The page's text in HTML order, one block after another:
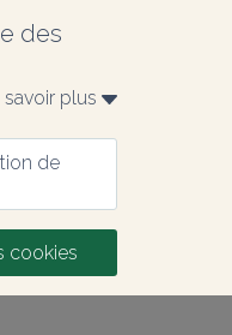
des
savoir plus
de
cookies